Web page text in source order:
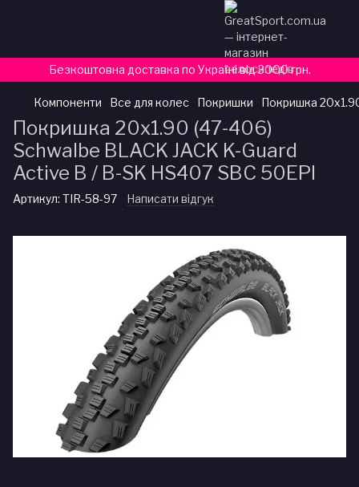
Безкоштовна доставка по Україні від 3000 грн.
Компоненти Все для колес Покришки Покришка
Покришка 20x1.90 (47-406)
Schwalbe BLACK JACK K-Guard
Active B / B-SK HS407 SBC 50EPI
Артикул: TIR-58-97 Написати відгук